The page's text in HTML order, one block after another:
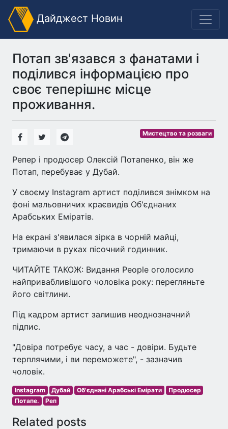
Дайджест Новин
Потап зв'язався з фанатами і
поділився інформацією про
своє теперішнє місце
проживання.
Мистецтво та розваги
Репер і продюсер Олексій Потапенко, він же
Потап, перебуває у Дубай.
У своєму Instagram артист поділився знімком на
фоні мальовничих краєвидів Об'єднаних
Арабських Еміратів.
На екрані з'явилася зірка в чорній майці,
тримаючи в руках пісочний годинник.
ЧИТАЙТЕ ТАКОЖ: Видання People оголосило
найпривабливішого чоловіка року: перегляньте
його світлини.
Під кадром артист залишив неоднозначний
підпис.
"Довіра потребує часу, а час - довіри. Будьте
терплячими, і ви переможете", - зазначив
чоловік.
Instagram Дубай Об'єднані Арабські Емірати
Продюсер
Потапе.
Реп
Related posts